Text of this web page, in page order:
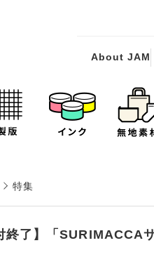
About JAM
特集
終了】「SURIMACCA